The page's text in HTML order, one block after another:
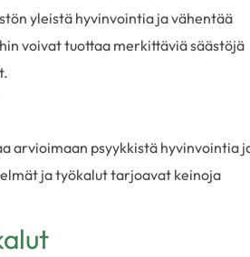
yleistä hyvinvointia ja vähentää
voivat tuottaa merkittäviä säästöjä
arvioimaan psyykkistä hyvinvointia
ja työkalut tarjoavat keinoja